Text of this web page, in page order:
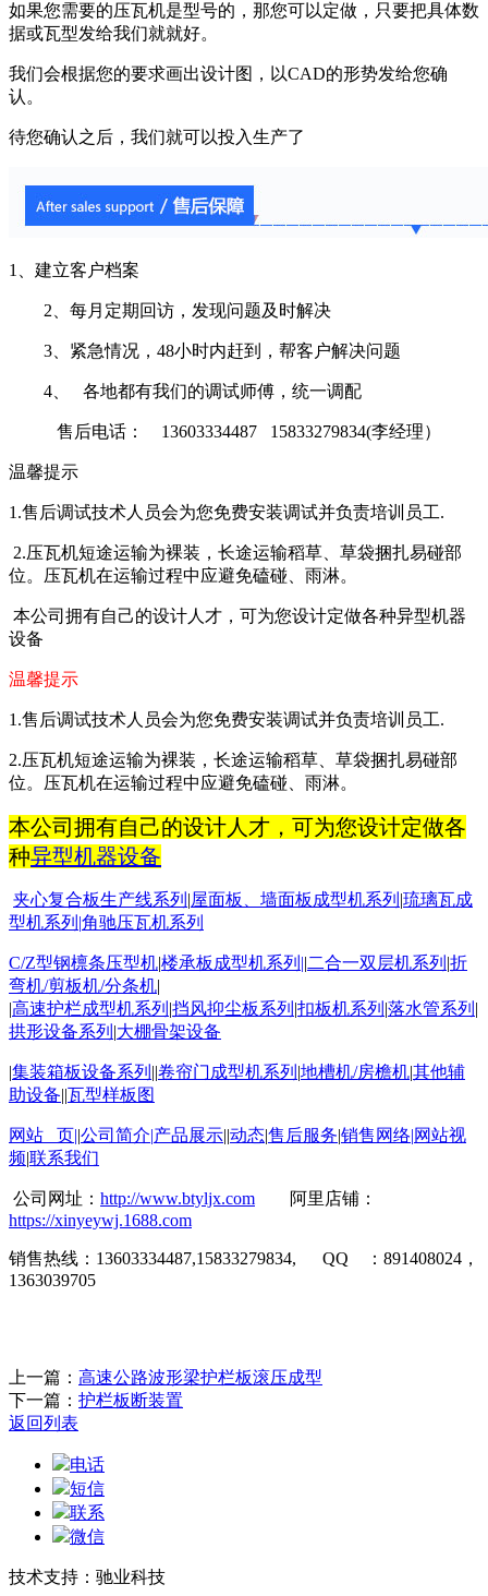
如果您需要的压瓦机是型号的，那您可以定做，只要把具体数
据或瓦型发给我们就就好。
我们会根据您的要求画出设计图，以CAD的形势发给您确
认。
待您确认之后，我们就可以投入生产了
1、建立客户档案
2、每月定期回访，发现问题及时解决
3、紧急情况，48小时内赶到，帮客户解决问题
4、 各地都有我们的调试师傅，统一调配
售后电话： 13603334487 15833279834(李经理）
温馨提示
1.售后调试技术人员会为您免费安装调试并负责培训员工.
2.压瓦机短途运输为裸装，长途运输稻草、草袋捆扎易碰部
位。压瓦机在运输过程中应避免磕碰、雨淋。
本公司拥有自己的设计人才，可为您设计定做各种异型机器
设备
温馨提示
1.售后调试技术人员会为您免费安装调试并负责培训员工.
2.压瓦机短途运输为裸装，长途运输稻草、草袋捆扎易碰部
位。压瓦机在运输过程中应避免磕碰、雨淋。
本公司拥有自己的设计人才，可为您设计定做各
种异型机器设备
夹心复合板生产线系列 |屋面板 、墙面板成型机系列 |琉璃瓦成
型机系列 |角驰压瓦机系列
C/Z型钢檩条压型机|楼承板成型机系列 ||二合一双层机系列 |折
弯机/剪板机/分条机|
|高速护栏成型机系列 |挡风抑尘板系列 |扣板机系列 |落水管系列 |
拱形设备系列 |大棚骨架设备
|集装箱板设备系列 ||卷帘门成型机系列 |地槽机/房檐机|其他辅
助设备||瓦型样板图
网站 页||公司简介|产品展示||动态|售后服务|销售网络|网站视
频|联系我们
公司网址： http://www.btyljx.com
阿里店铺：
https://xinyeywj.1688.com
销售热线： 13603334487,15833279834, QQ ： 891408024 ，
1363039705
上一篇： 高速公路波形梁护栏板滚压成型
下一篇： 护栏板断装置
返回列表
电话
短信
联系
微信
技术支持：驰业科技